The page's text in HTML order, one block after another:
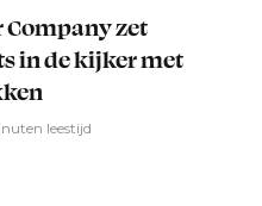
Company zet
in de kijker met
leestijd